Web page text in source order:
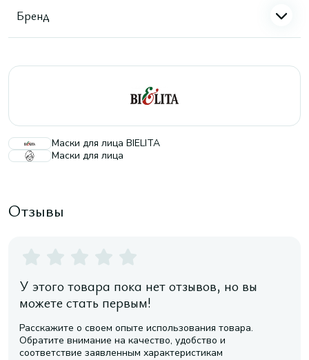
Бренд
Маски для лица BIELITA
Маски для лица
Отзывы
У этого товара пока нет отзывов, но вы
можете стать первым!
Расскажите о своем опыте использования товара.
Обратите внимание на качество, удобство и
соответствие заявленным характеристикам